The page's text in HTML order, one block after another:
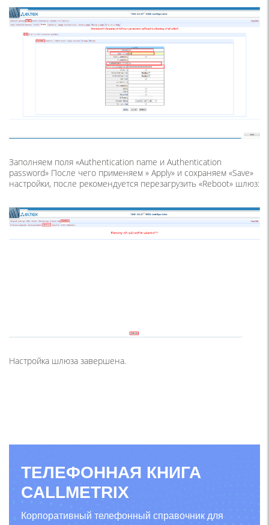
Заполняем поля «Authentication name и Authentication
password» После чего применяем » Apply» и сохраняем «Save»
настройки, после рекомендуется перезагрузить «Reboot» шлюз:
Настройка шлюза завершена.
ТЕЛЕФОННАЯ КНИГА
CALLMETRIX
Корпоративный телефонный справочник для